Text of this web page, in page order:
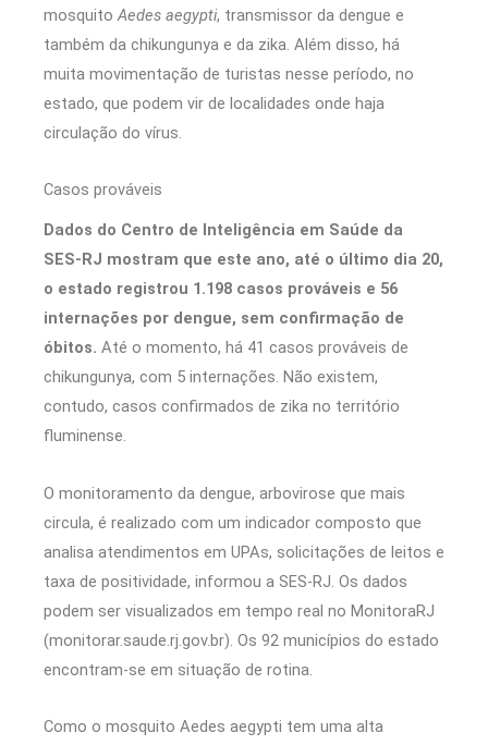
mosquitoAedes aegypti, transmissor da dengue e
também da chikungunya e da zika. Além disso, há
muita movimentação de turistas nesse período, no
estado, que podem vir de localidades onde haja
circulação do vírus.
Casos prováveis
Dados do Centro de Inteligência em Saúde da
SES-RJ mostram que este ano, até o último dia 20,
o estado registrou 1.198 casos prováveis e 56
internações por dengue, sem confirmação de
óbitos. Até o momento, há 41 casos prováveis de
chikungunya, com 5 internações. Não existem,
contudo, casos confirmados de zika no território
fluminense.
O monitoramento da dengue, arbovirose que mais
circula, é realizado com um indicador composto que
analisa atendimentos em UPAs, solicitações de leitos e
taxa de positividade, informou a SES-RJ. Os dados
podem ser visualizados em tempo real no MonitoraRJ
(monitorar.saude.rj.gov.br). Os 92 municípios do estado
encontram-se em situação de rotina.
Como o mosquito Aedes aegypti tem uma alta